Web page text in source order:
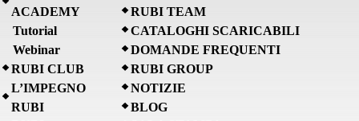
ACADEMY
Tutorial
Webinar
RUBI CLUB
L’IMPEGNO
RUBI
RUBI TEAM
CATALOGHI SCARICABILI
DOMANDE FREQUENTI
RUBI GROUP
NOTIZIE
BLOG